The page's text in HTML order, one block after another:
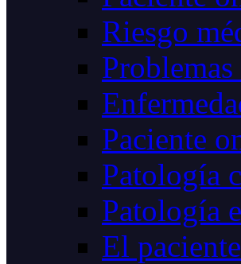
Riesgo
Paciente
Patología
Patología
El